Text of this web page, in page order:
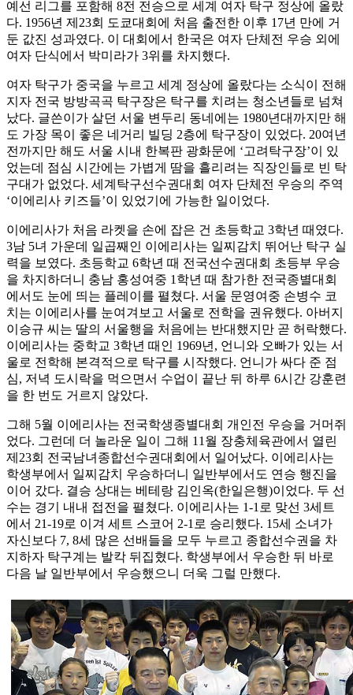
예선 리그를 포함해 8전 전승으로 세계 여자 탁구 정상에 올랐
다. 1956년 제23회 도쿄대회에 처음 출전한 이후 17년 만에 거
둔 값진 성과였다. 이 대회에서 한국은 여자 단체전 우승 외에
여자 단식에서 박미라가 3위를 차지했다.
여자 탁구가 중국을 누르고 세계 정상에 올랐다는 소식이 전해
지자 전국 방방곡곡 탁구장은 탁구를 치려는 청소년들로 넘쳐
났다. 글쓴이가 살던 서울 변두리 동네에는 1980년대까지만 해
도 가장 목이 좋은 네거리 빌딩 2층에 탁구장이 있었다. 20여년
전까지만 해도 서울 시내 한복판 광화문에 ‘고려탁구장’이 있
었는데 점심 시간에는 가볍게 땀을 흘리려는 직장인들로 빈 탁
구대가 없었다. 세계탁구선수권대회 여자 단체전 우승의 주역
‘이에리사 키즈들’이 있었기에 가능한 일이었다.
이에리사가 처음 라켓을 손에 잡은 건 초등학교 3학년 때였다.
3남 5녀 가운데 일곱째인 이에리사는 일찌감치 뛰어난 탁구 실
력을 보였다. 초등학교 6학년 때 전국선수권대회 초등부 우승
을 차지하더니 충남 홍성여중 1학년 때 참가한 전국종별대회
에서도 눈에 띄는 플레이를 펼쳤다. 서울 문영여중 손병수 코
치는 이에리사를 눈여겨보고 서울로 전학을 권유했다. 아버지
이승규 씨는 딸의 서울행을 처음에는 반대했지만 곧 허락했다.
이에리사는 중학교 3학년 때인 1969년, 언니와 오빠가 있는 서
울로 전학해 본격적으로 탁구를 시작했다. 언니가 싸다 준 점
심, 저녁 도시락을 먹으면서 수업이 끝난 뒤 하루 6시간 강훈련
을 한 번도 거르지 않았다.
그해 5월 이에리사는 전국학생종별대회 개인전 우승을 거머쥐
었다. 그런데 더 놀라운 일이 그해 11월 장충체육관에서 열린
제23회 전국남녀종합선수권대회에서 일어났다. 이에리사는
학생부에서 일찌감치 우승하더니 일반부에서도 연승 행진을
이어 갔다. 결승 상대는 베테랑 김인옥(한일은행)이었다. 두 선
수는 경기 내내 접전을 펼쳤다. 이에리사는 1-1로 맞선 3세트
에서 21-19로 이겨 세트 스코어 2-1로 승리했다. 15세 소녀가
자신보다 7, 8세 많은 선배들을 모두 누르고 종합선수권을 차
지하자 탁구계는 발칵 뒤집혔다. 학생부에서 우승한 뒤 바로
다음 날 일반부에서 우승했으니 더욱 그럴 만했다.